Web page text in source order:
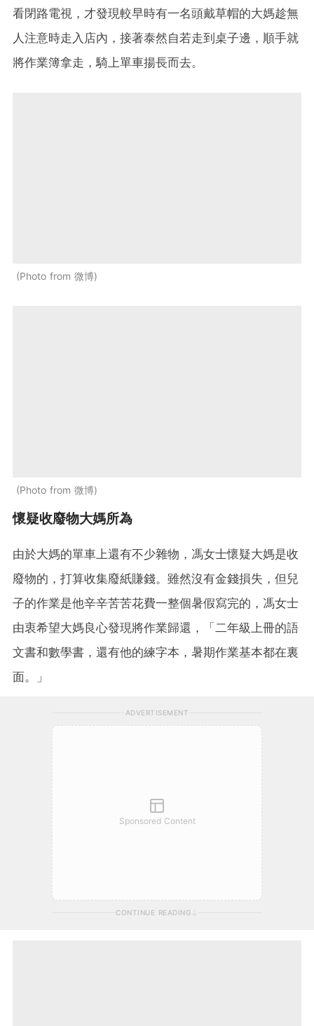
看閉路電視，才發現較早時有一名頭戴草帽的大媽趁無
人注意時走入店內，接著泰然自若走到桌子邊，順手就
將作業簿拿走，騎上單車揚長而去。
Photo from 微博
Photo from 微博
懷疑收廢物大媽所為
由於大媽的單車上還有不少雜物，馮女士懷疑大媽是收
廢物的，打算收集廢紙賺錢。雖然沒有金錢損失，但兒
子的作業是他辛辛苦苦花費一整個暑假寫完的，馮女士
由衷希望大媽良心發現將作業歸還，「二年級上冊的語
文書和數學書，還有他的練字本，暑期作業基本都在裏
面。」
ADVERTISEMENT
Sponsored Content
CONTINUE READING